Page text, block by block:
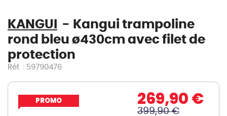
KANGUI
Kangui trampoline
rond bleu ø430cm avec filet de
protection
Réf. : 59790476
PROMO 269,90 €
399,90 €